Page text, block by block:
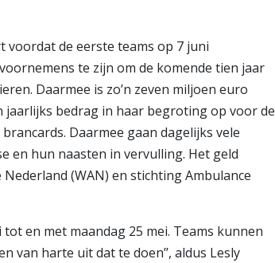
voordat de eerste teams op 7 juni
te zijn om de komende tien jaar
Daarmee is zo’n zeven miljoen euro
bedrag in haar begroting op voor de
Daarmee gaan dagelijks vele
en hun naasten in vervulling. Het geld
(WAN) en stichting Ambulance
en met maandag 25 mei. Teams kunnen
van harte uit dat te doen’’, aldus Lesly